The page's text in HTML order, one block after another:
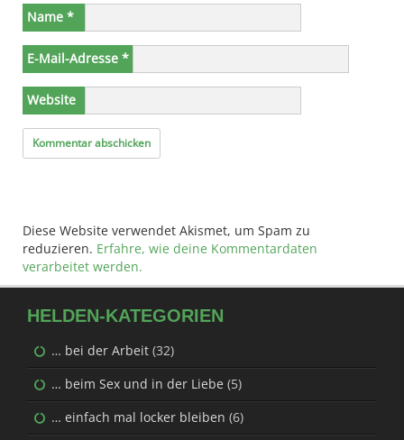
Name *
E-Mail-Adresse *
Website
Diese Website verwendet Akismet, um Spam zu
reduzieren. Erfahre, wie deine Kommentardaten
verarbeitet werden.
HELDEN-KATEGORIEN
… bei der Arbeit (32)
… beim Sex und in der Liebe (5)
… einfach mal locker bleiben (6)